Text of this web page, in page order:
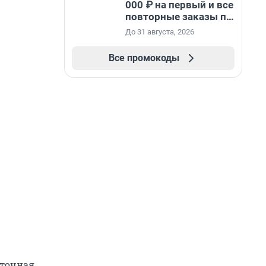
000 ₽ на первый и все
повторные заказы по
промокоду НАБЕРИ
До 31 августа, 2026
Все промокоды